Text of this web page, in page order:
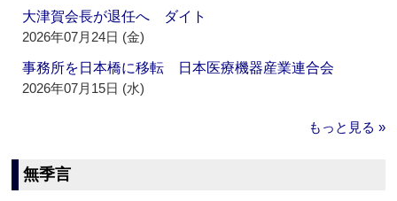
大津賀会長が退任へ ダイト
2026年07月24日 (金)
事務所を日本橋に移転 日本医療機器産業連合会
2026年07月15日 (水)
もっと見る »
無季言